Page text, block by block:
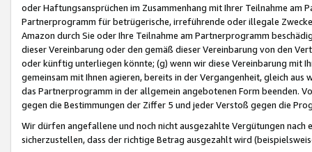
oder Haftungsansprüchen im Zusammenhang mit Ihrer Teilnahme am
Partnerprogramm für betrügerische, irreführende oder illegale
Amazon durch Sie oder Ihre Teilnahme am Partnerprogramm
dieser Vereinbarung oder den gemäß dieser Vereinbarung von den
oder künftig unterliegen könnte; (g) wenn wir diese Vereinbarung mit
gemeinsam mit Ihnen agieren, bereits in der Vergangenheit, gleich
das Partnerprogramm in der allgemein angebotenen Form beenden.
gegen die Bestimmungen der Ziffer 5 und jeder Verstoß gegen die
Wir dürfen angefallene und noch nicht ausgezahlte Vergütungen
sicherzustellen, dass der richtige Betrag ausgezahlt wird